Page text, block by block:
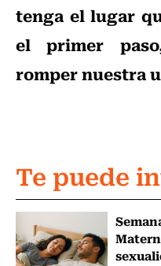
tenga el lugar
el primer
romper nuestra
Te puede